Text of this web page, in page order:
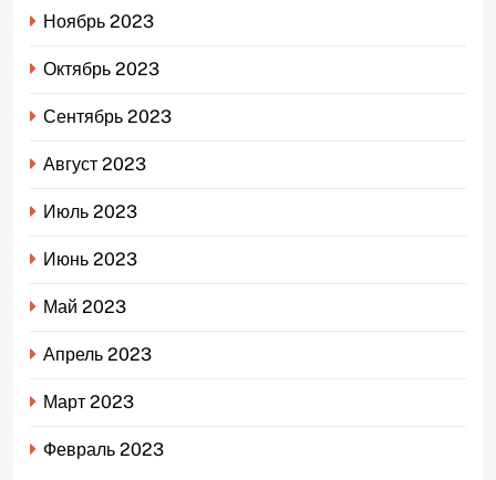
Ноябрь 2023
Октябрь 2023
Сентябрь 2023
Август 2023
Июль 2023
Июнь 2023
Май 2023
Апрель 2023
Март 2023
Февраль 2023